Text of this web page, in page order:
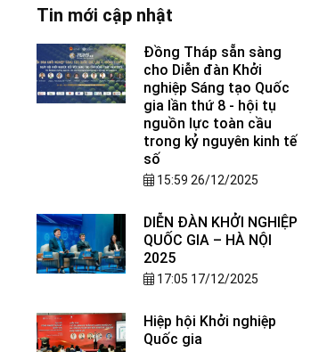
Tin mới cập nhật
Đồng Tháp sẵn sàng
cho Diễn đàn Khởi
nghiệp Sáng tạo Quốc
gia lần thứ 8 - hội tụ
nguồn lực toàn cầu
trong kỷ nguyên kinh tế
số
15:59 26/12/2025
DIỄN ĐÀN KHỞI NGHIỆP
QUỐC GIA – HÀ NỘI
2025
17:05 17/12/2025
Hiệp hội Khởi nghiệp
Quốc gia